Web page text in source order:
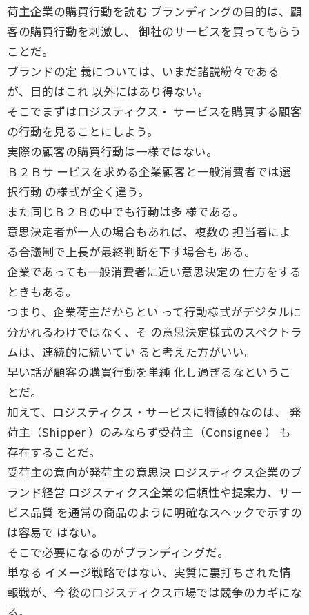
荷主企業の購買行動を読む ブランディングの目的は、顧
客の購買行動を刺激し、 御社のサービスを買ってもらう
ことだ。
ブランドの定 義については、いまだ諸説紛々である
が、目的はこれ 以外にはあり得ない。
そこでまずはロジスティクス・ サービスを購買する顧客
の行動を見ることにしよう。
実際の顧客の購買行動は一様ではない。
Ｂ２Ｂサ ービスを求める企業顧客と一般消費者では選
択行動 の様式が全く違う。
また同じＢ２Ｂの中でも行動は多 様である。
意思決定者が一人の場合もあれば、複数の 担当者によ
る合議制で上長が最終判断を下す場合も ある。
企業であっても一般消費者に近い意思決定の 仕方をする
ときもある。
つまり、企業荷主だからとい って行動様式がデジタルに
分かれるわけではなく、そ の意思決定様式のスペクトラ
ムは、連続的に続いてい ると考えた方がいい。
早い話が顧客の購買行動を単純 化し過ぎるなというこ
とだ。
加えて、ロジスティクス・サービスに特徴的なのは、 発
荷主（Shipper ）のみならず受荷主（Consignee ） も
存在することだ。
受荷主の意向が発荷主の意思決 ロジスティクス企業のブ
ランド経営 ロジスティクス企業の信頼性や提案力、サー
ビス品質 を通常の商品のように明確なスペックで示すの
は容易で はない。
そこで必要になるのがブランディングだ。
単なる イメージ戦略ではない、実質に裏打ちされた情
報戦が、今 後のロジスティクス市場では競争のカギにな